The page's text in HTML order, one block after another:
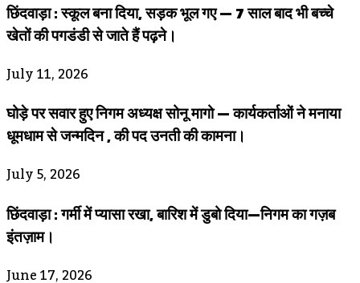
छिंदवाड़ा : स्कूल बना दिया, सड़क भूल गए — 7 साल बाद भी बच्चे
खेतों की पगडंडी से जाते हैं पढ़ने।
July 11, 2026
घोड़े पर सवार हुए निगम अध्यक्ष सोनू मागो — कार्यकर्ताओं ने मनाया
धूमधाम से जन्मदिन , की पद उनती की कामना।
July 5, 2026
छिंदवाड़ा : गर्मी में प्यासा रखा, बारिश में डुबो दिया—निगम का गज़ब
इंतज़ाम।
June 17, 2026